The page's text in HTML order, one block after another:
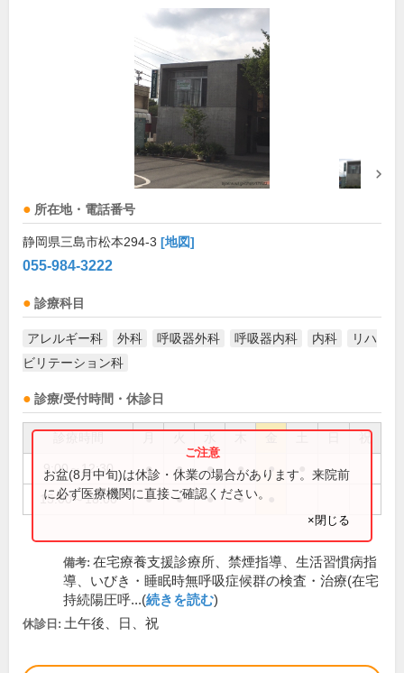
所在地・電話番号
静岡県三島市松本294-3 [地図]
055-984-3222
診療科目
アレルギー科 外科 呼吸器外科 呼吸器内科 内科
リハ
ビリテーション科
診療/受付時間・休診日
祝
9:00～12:30 ● ● ● ● ●
15:00～18:00 ● ● ● ●
お盆(8月中旬)は休診・休業の場合があります。来院前
に必ず医療機関に直接ご確認ください。
×閉じる
備考: 在宅療養支援診療所、禁煙指導、生活習慣病指
導、いびき・睡眠時無呼吸症候群の検査・治療(在宅
持続陽圧呼...(続きを読む)
休診日: 土午後、日、祝